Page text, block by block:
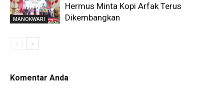
MANOKWARI
Hermus Minta Kopi Arfak Terus
Dikembangkan
Komentar Anda